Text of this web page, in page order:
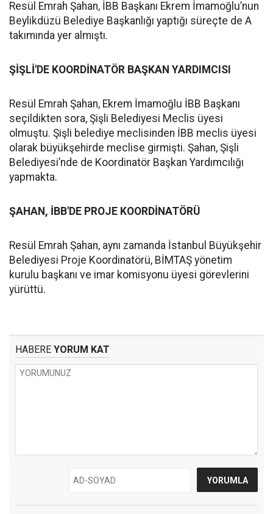
Resül Emrah Şahan, İBB Başkanı Ekrem İmamoğlu’nun
Beylikdüzü Belediye Başkanlığı yaptığı süreçte de A
takımında yer almıştı.
ŞİŞLİ'DE KOORDİNATÖR BAŞKAN YARDIMCISI
Resül Emrah Şahan, Ekrem İmamoğlu İBB Başkanı
seçildikten sora, Şişli Belediyesi Meclis üyesi
olmuştu. Şişli belediye meclisinden İBB meclis üyesi
olarak büyükşehirde meclise girmişti. Şahan, Şişli
Belediyesi’nde de Koordinatör Başkan Yardımcılığı
yapmakta.
ŞAHAN, İBB'DE PROJE KOORDİNATÖRÜ
Resül Emrah Şahan, aynı zamanda İstanbul Büyükşehir
Belediyesi Proje Koordinatörü, BİMTAŞ yönetim
kurulu başkanı ve imar komisyonu üyesi görevlerini
yürüttü.
HABERE YORUM KAT